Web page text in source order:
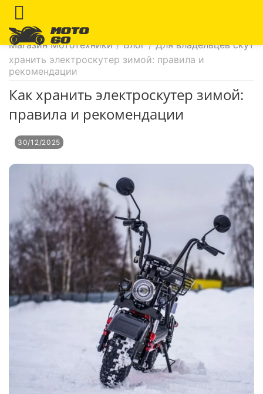
Магазин Мототехники / Блог / Для владельцев
хранить электроскутер зимой: правила и
рекомендации
Как хранить электроскутер зимой:
правила и рекомендации
30/12/2025